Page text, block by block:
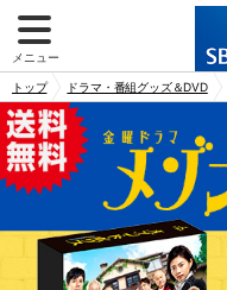
メニュー
トップ ドラマ・番組グッズ＆DVD